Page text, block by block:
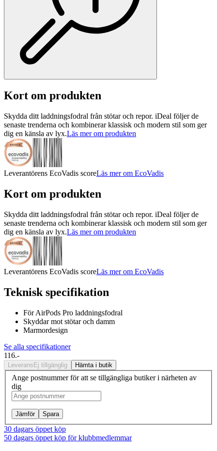
Kort om produkten
Skydda ditt laddningsfodral från stötar och repor. iDeal följer de
senaste trenderna och kombinerar klassisk och modern stil som ger
dig en känsla av lyx.Läs mer om produkten
Leverantörens EcoVadis scoreLäs mer om EcoVadis
Kort om produkten
Skydda ditt laddningsfodral från stötar och repor. iDeal följer de
senaste trenderna och kombinerar klassisk och modern stil som ger
dig en känsla av lyx.Läs mer om produkten
Leverantörens EcoVadis scoreLäs mer om EcoVadis
Teknisk specifikation
För AirPods Pro laddningsfodral
Skyddar mot stötar och damm
Marmordesign
Se alla specifikationer
116.-
Leverans Ej tillgänglig Hämta i butik
Ange postnummer för att se tillgängliga butiker i närheten av
dig
Jämför Spara
30 dagars öppet köp
50 dagars öppet köp för klubbmedlemmar